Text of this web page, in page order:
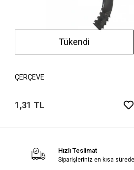
Tükendi
ÇERÇEVE
1,31 TL
Hızlı Teslimat
Siparişleriniz en kısa